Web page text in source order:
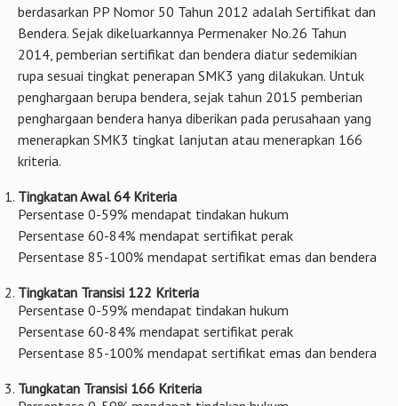
berdasarkan PP Nomor 50 Tahun 2012 adalah Sertifikat dan
Bendera. Sejak dikeluarkannya Permenaker No.26 Tahun
2014, pemberian sertifikat dan bendera diatur sedemikian
rupa sesuai tingkat penerapan SMK3 yang dilakukan. Untuk
penghargaan berupa bendera, sejak tahun 2015 pemberian
penghargaan bendera hanya diberikan pada perusahaan yang
menerapkan SMK3 tingkat lanjutan atau menerapkan 166
kriteria.
Tingkatan Awal 64 Kriteria
Persentase 0-59% mendapat tindakan hukum
Persentase 60-84% mendapat sertifikat perak
Persentase 85-100% mendapat sertifikat emas dan bendera
Tingkatan Transisi 122 Kriteria
Persentase 0-59% mendapat tindakan hukum
Persentase 60-84% mendapat sertifikat perak
Persentase 85-100% mendapat sertifikat emas dan bendera
Tungkatan Transisi 166 Kriteria